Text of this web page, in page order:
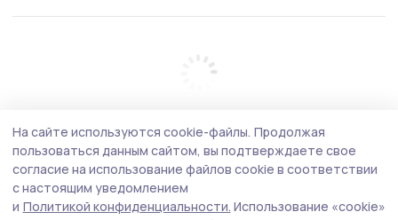
На сайте используются cookie-файлы. Продолжая
пользоваться данным сайтом, вы подтверждаете свое
согласие на использование файлов cookie в соответствии
с настоящим уведомлением
и Политикой конфиденциальности. Использование «cookie»